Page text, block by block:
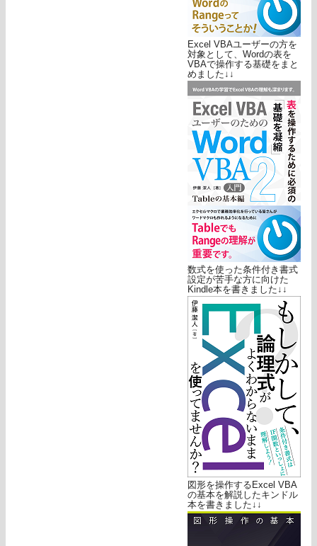
Excel VBAユーザーの方を
対象として、Wordの表を
VBAで操作する基礎をまと
めました↓↓
数式を使った条件付き書式
設定が苦手な方に向けた
Kindle本を書きました↓↓
図形を操作するExcel VBA
の基本を解説したキンドル
本を書きました↓↓